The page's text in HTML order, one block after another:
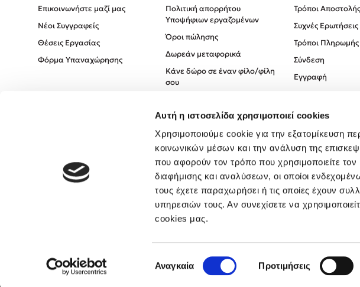
Αυτή η ιστοσελίδα χρησιμοποιεί cookies
Χρησιμοποιούμε cookie για την εξατομίκευση
κοινωνικών μέσων και την ανάλυση της
που αφορούν τον τρόπο που χρησιμοποιείτε
διαφήμισης και αναλύσεων, οι οποίοι
τους έχετε παραχωρήσει ή τις οποίες έχουν
υπηρεσιών τους. Αν συνεχίσετε να
cookies μας.
συγκατάθεσης
Αναγκαία Προτιμήσεις
Επικοινωνήστε μαζί μας
Νέοι Συγγραφείς
Θέσεις Εργασίας
Φόρμα Υπαναχώρησης
Πολιτική απορρήτου
Υποψήφιων εργαζομένων
Όροι πώλησης
Δωρεάν μεταφορικά
Κάνε δώρο σε έναν φίλο/φίλη
σου
Πολιτική Απορρήτου
Όροι χρήσης
Τρόποι Αποστολής
Συχνές Ερωτήσεις
Τρόποι Πληρωμής
Σύνδεση
Εγγραφή